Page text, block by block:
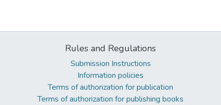
Rules and Regulations
Submission Instructions
Information policies
Terms of authorization for publication
Terms of authorization for publishing books